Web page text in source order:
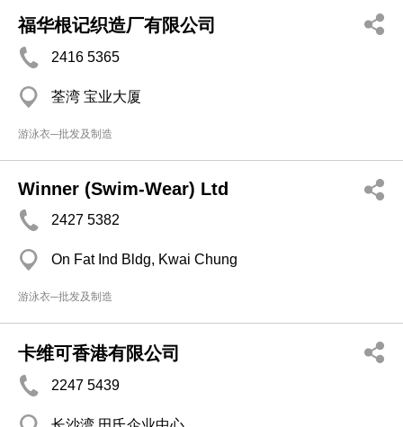
福华根记织造厂有限公司
2416 5365
荃湾 宝业大厦
游泳衣─批发及制造
Winner (Swim-Wear) Ltd
2427 5382
On Fat Ind Bldg, Kwai Chung
游泳衣─批发及制造
卡维可香港有限公司
2247 5439